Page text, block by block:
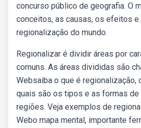
concurso público de geografia. O
conceitos, as causas, os efeitos
regionalização do mundo.
Regionalizar é dividir áreas por
comuns. As áreas divididas são
Websaiba o que é regionalização,
quais são os tipos e as formas
regiões. Veja exemplos de
Webo mapa mental, importante